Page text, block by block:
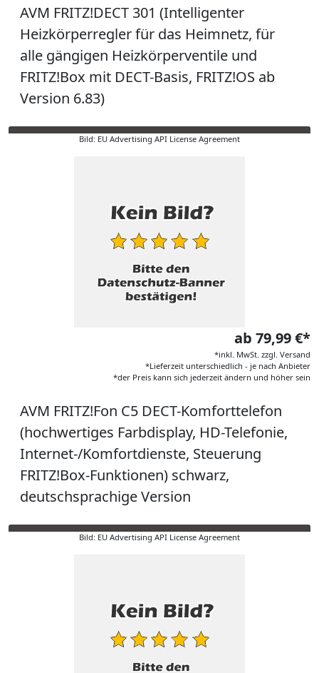
AVM FRITZ!DECT 301 (Intelligenter
Heizkörperregler für das Heimnetz, für
alle gängigen Heizkörperventile und
FRITZ!Box mit DECT-Basis, FRITZ!OS ab
Version 6.83)
Bild: EU Advertising API License Agreement
ab 79,99 €*
*inkl. MwSt. zzgl. Versand
*Lieferzeit unterschiedlich - je nach Anbieter
*der Preis kann sich jederzeit ändern und höher sein
AVM FRITZ!Fon C5 DECT-Komforttelefon
(hochwertiges Farbdisplay, HD-Telefonie,
Internet-/Komfortdienste, Steuerung
FRITZ!Box-Funktionen) schwarz,
deutschsprachige Version
Bild: EU Advertising API License Agreement